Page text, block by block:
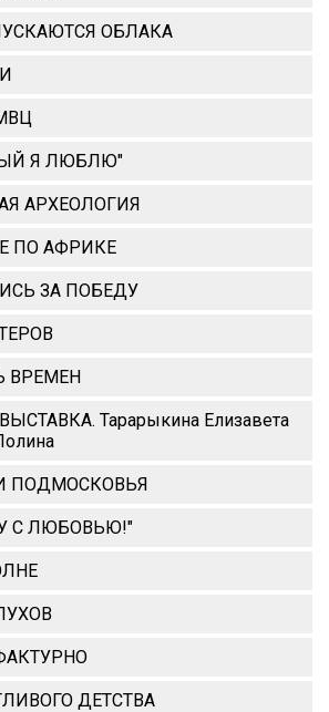
ОБЛАКА
Я ЛЮБЛЮ"
АРХЕОЛОГИЯ
ПО АФРИКЕ
ЗА ПОБЕДУ
ВРЕМЕН
Тарарыкина Елизавета
ПОДМОСКОВЬЯ
С ЛЮБОВЬЮ!"
ДЕТСТВА